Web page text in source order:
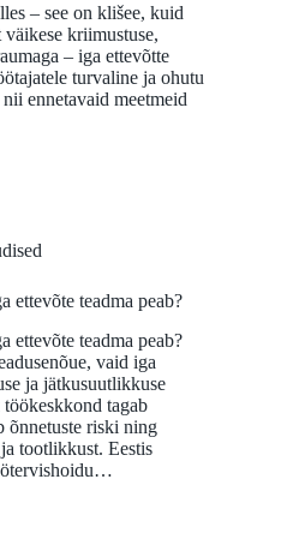
– see on klišee, kuid
kriimustuse,
– iga ettevõtte
turvaline ja ohutu
ennetavaid meetmeid
ettevõte teadma peab?
ettevõte teadma peab?
vaid iga
ja jätkusuutlikkuse
tagab
õnnetuste riski ning
tootlikkust. Eestis